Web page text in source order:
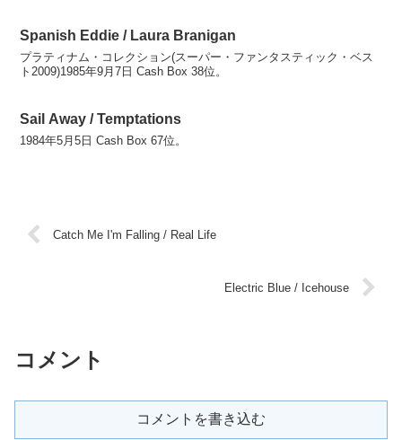
Spanish Eddie / Laura Branigan
プラティナム・コレクション(スーパー・ファンタスティック・ベス
ト2009)1985年9月7日 Cash Box 38位。
Sail Away / Temptations
1984年5月5日 Cash Box 67位。
Catch Me I'm Falling / Real Life
Electric Blue / Icehouse
コメント
コメントを書き込む